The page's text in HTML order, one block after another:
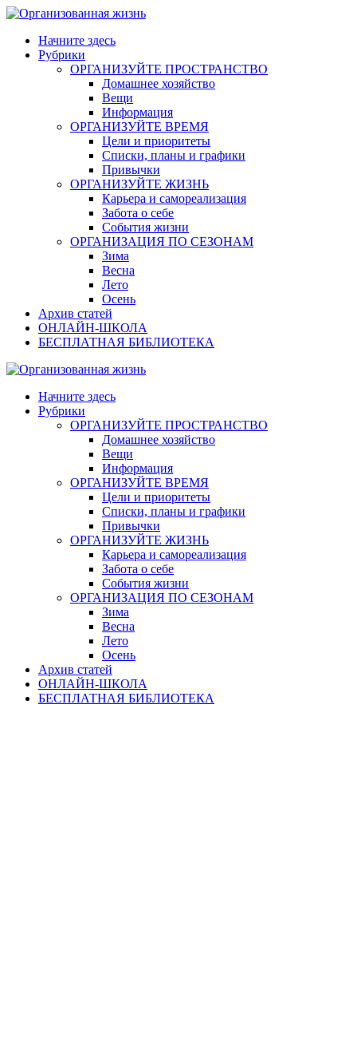
Skip
contentНачните здесь
Рубрики
ОРГАНИЗУЙТЕ ПРОСТРАНСТВО
Домашнее хозяйство
Вещи
Информация
ОРГАНИЗУЙТЕ ВРЕМЯ
Цели и приоритеты
Списки, планы и графики
Привычки
ОРГАНИЗУЙТЕ ЖИЗНЬ
Карьера и самореализация
Забота о себе
События жизни
ОРГАНИЗАЦИЯ ПО СЕЗОНАМ
Зима
Весна
Лето
Осень
Архив статей
ОНЛАЙН-ШКОЛА
БЕСПЛАТНАЯ БИБЛИОТЕКА
Начните здесь
Рубрики
ОРГАНИЗУЙТЕ ПРОСТРАНСТВО
Домашнее хозяйство
Вещи
Информация
ОРГАНИЗУЙТЕ ВРЕМЯ
Цели и приоритеты
Списки, планы и графики
Привычки
ОРГАНИЗУЙТЕ ЖИЗНЬ
Карьера и самореализация
Забота о себе
События жизни
ОРГАНИЗАЦИЯ ПО СЕЗОНАМ
Зима
Весна
Лето
Осень
Архив статей
ОНЛАЙН-ШКОЛА
БЕСПЛАТНАЯ БИБЛИОТЕКА